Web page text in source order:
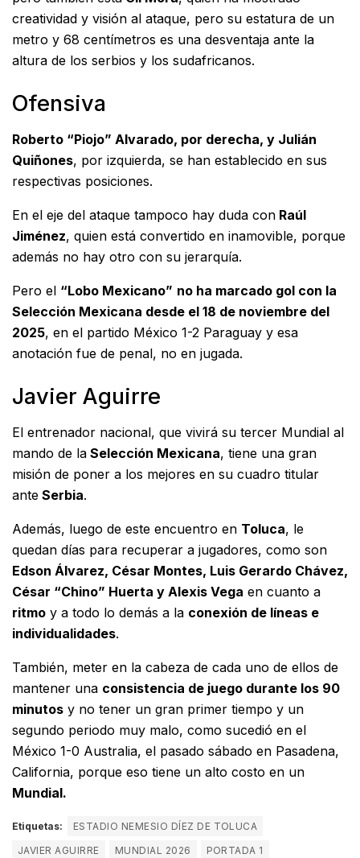
creatividad y visión al ataque, pero su estatura de un
metro y 68 centímetros es una desventaja ante la
altura de los serbios y los sudafricanos.
Ofensiva
Roberto “Piojo” Alvarado, por derecha, y Julián
Quiñones, por izquierda, se han establecido en sus
respectivas posiciones.
En el eje del ataque tampoco hay duda con Raúl
Jiménez, quien está convertido en inamovible, porque
además no hay otro con su jerarquía.
Pero el “Lobo Mexicano” no ha marcado gol con la
Selección Mexicana desde el 18 de noviembre del
2025, en el partido México 1-2 Paraguay y esa
anotación fue de penal, no en jugada.
Javier Aguirre
El entrenador nacional, que vivirá su tercer Mundial al
mando de la Selección Mexicana, tiene una gran
misión de poner a los mejores en su cuadro titular
ante Serbia.
Además, luego de este encuentro en Toluca, le
quedan días para recuperar a jugadores, como son
Edson Álvarez, César Montes, Luis Gerardo Chávez,
César “Chino” Huerta y Alexis Vega en cuanto a
ritmo y a todo lo demás a la conexión de líneas e
individualidades.
También, meter en la cabeza de cada uno de ellos de
mantener una consistencia de juego durante los 90
minutos y no tener un gran primer tiempo y un
segundo periodo muy malo, como sucedió en el
México 1-0 Australia, el pasado sábado en Pasadena,
California, porque eso tiene un alto costo en un
Mundial.
Etiquetas:
ESTADIO NEMESIO DÍEZ DE TOLUCA
JAVIER AGUIRRE
MUNDIAL 2026
PORTADA 1